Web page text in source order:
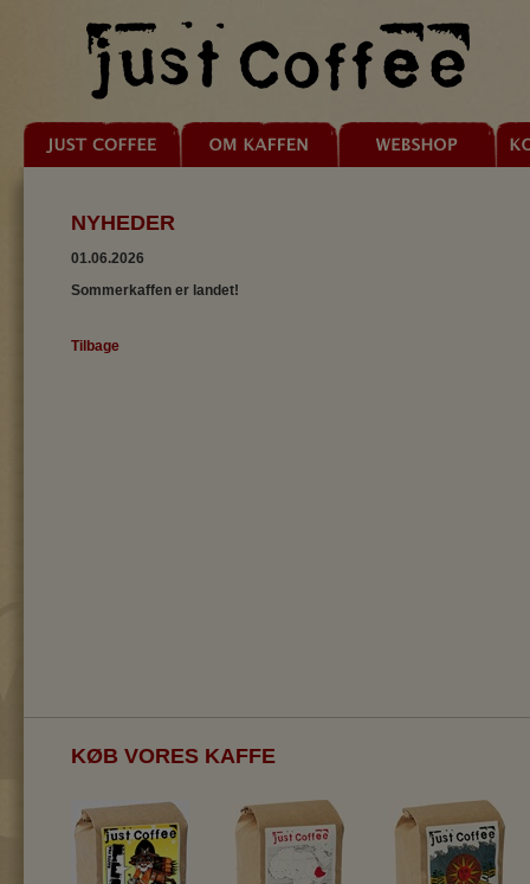
NYHEDER
01.06.2026
Sommerkaffen er landet!
Tilbage
KØB VORES KAFFE